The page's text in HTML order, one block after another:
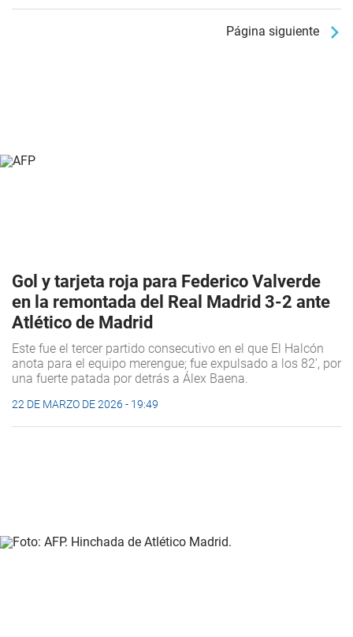
Página siguiente
Gol y tarjeta roja para Federico Valverde
en la remontada del Real Madrid 3-2 ante
Atlético de Madrid
Este fue el tercer partido consecutivo en el que El Halcón
anota para el equipo merengue; fue expulsado a los 82', por
una fuerte patada por detrás a Álex Baena.
22 DE MARZO DE 2026 - 19:49